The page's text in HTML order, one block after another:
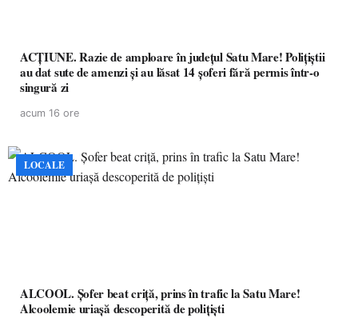
ACȚIUNE. Razie de amploare în județul Satu Mare! Polițiștii
au dat sute de amenzi și au lăsat 14 șoferi fără permis într-o
singură zi
acum 16 ore
LOCALE
ALCOOL. Șofer beat criță, prins în trafic la Satu Mare!
Alcoolemie uriașă descoperită de polițiști